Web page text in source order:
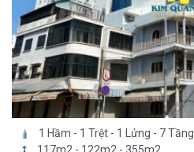
1 Hầm - 1 Trệt - 1 Lửng - 7 Tầng